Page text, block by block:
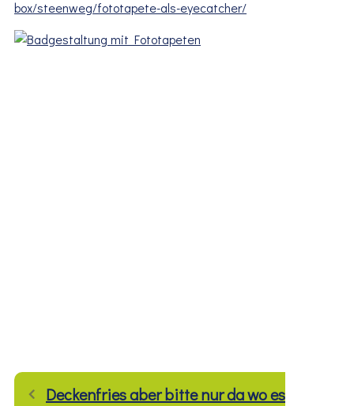
box/steenweg/fototapete-als-eyecatcher/
Deckenfries aber bitte nur da wo es